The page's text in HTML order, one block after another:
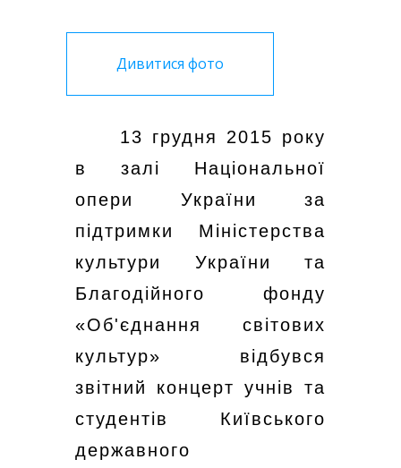
Дивитися фото
13 грудня 2015 року
в залі Національної
опери України за
підтримки Міністерства
культури України та
Благодійного фонду
«Об'єднання світових
культур» відбувся
звітний концерт учнів та
студентів Київського
державного